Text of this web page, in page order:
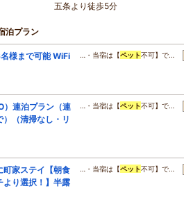
五条より徒歩5分
泊プラン
様まで可能 WiFi
…・当宿は【ペット不可】で…
）連泊プラン（連
（清掃なし・リ
…・当宿は【ペット不可】で…
町家ステイ【朝食
より選択！】半露
…・当宿は【ペット不可】で…